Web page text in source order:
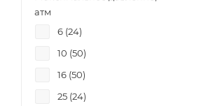
атм
6 (24)
10 (50)
16 (50)
25 (24)